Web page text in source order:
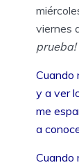
viernes
prueba!
Cuando
y a ver
me
a
Cuando